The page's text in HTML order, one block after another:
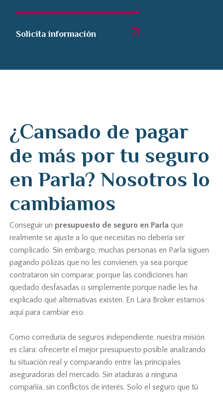
Solicita información
¿Cansado de pagar
de más por tu seguro
en Parla? Nosotros lo
cambiamos
Conseguir un presupuesto de seguro en Parla que
realmente se ajuste a lo que necesitas no debería ser
complicado. Sin embargo, muchas personas en Parla siguen
pagando pólizas que no les convienen, ya sea porque
contrataron sin comparar, porque las condiciones han
quedado desfasadas o simplemente porque nadie les ha
explicado qué alternativas existen. En Lara Broker estamos
aquí para cambiar eso.
Como correduría de seguros independiente, nuestra misión
es clara: ofrecerte el mejor presupuesto posible analizando
tu situación real y comparando entre las principales
aseguradoras del mercado. Sin ataduras a ninguna
compañía, sin conflictos de interés. Solo el seguro que tú